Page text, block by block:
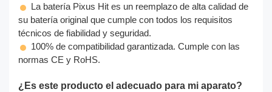
La batería Pixus Hit es un reemplazo de alta calidad de
su batería original que cumple con todos los requisitos
técnicos de fiabilidad y seguridad.
100% de compatibilidad garantizada. Cumple con las
normas CE y RoHS.
¿Es este producto el adecuado para mi aparato?